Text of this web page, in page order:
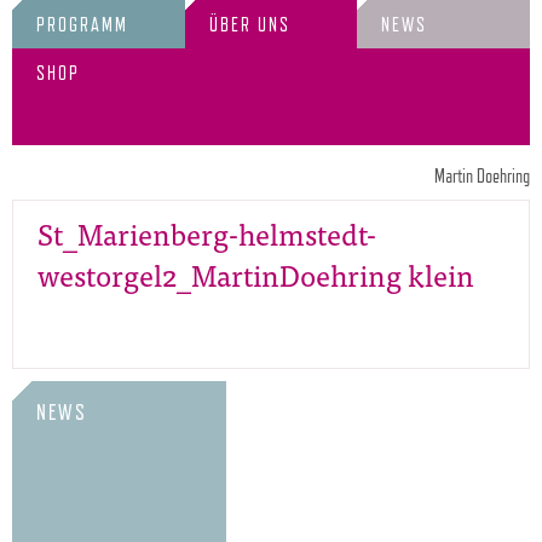
PROGRAMM ÜBER UNS NEWS
SHOP
Martin Doehring
St_Marienberg-helmstedt-
westorgel2_MartinDoehring klein
NEWS